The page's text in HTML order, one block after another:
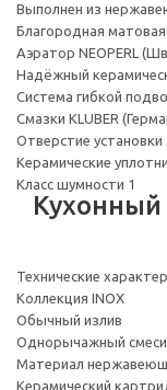
Выполнен из
Благородная
Аэратор NEOPERL
Надёжный
Система гибкой
Смазки KLUBER
Отверстие
Керамические
Класс шумности 1
Кухонный
Технические
Коллекция INOX
Обычный излив
Однорычажный
Материал
Керамический